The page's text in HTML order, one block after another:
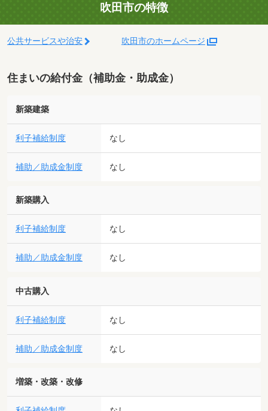
吹田市の特徴
公共サービスや治安 吹田市のホームページ
住まいの給付金（補助金・助成金）
新築建築
利子補給制度 なし
補助／助成金制度 なし
新築購入
利子補給制度 なし
補助／助成金制度 なし
中古購入
利子補給制度 なし
補助／助成金制度 なし
増築・改築・改修